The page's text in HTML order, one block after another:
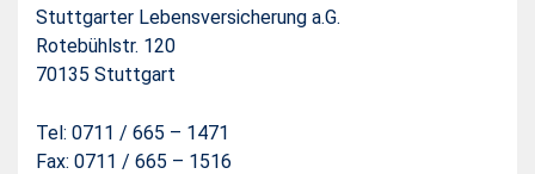
Stuttgarter Lebensversicherung a.G.
Rotebühlstr. 120
70135 Stuttgart
Tel: 0711 / 665 – 1471
Fax: 0711 / 665 – 1516